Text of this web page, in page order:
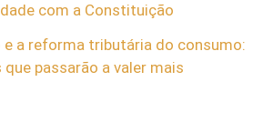
com a Constituição
e a reforma tributária do consumo:
passarão a valer mais